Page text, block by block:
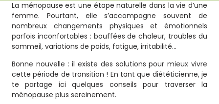
La ménopause est une étape naturelle dans la vie d’une
femme. Pourtant, elle s’accompagne souvent de
nombreux changements physiques et émotionnels
parfois inconfortables : bouffées de chaleur, troubles du
sommeil, variations de poids, fatigue, irritabilité…
Bonne nouvelle : il existe des solutions pour mieux vivre
cette période de transition ! En tant que diététicienne, je
te partage ici quelques conseils pour traverser la
ménopause plus sereinement.